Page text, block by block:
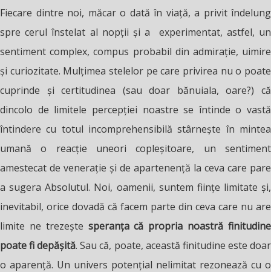
Fiecare dintre noi, măcar o dată în viață, a privit îndelung
spre cerul înstelat al nopții și a experimentat, astfel, un
sentiment complex, compus probabil din admirație, uimire
și curiozitate. Mulțimea stelelor pe care privirea nu o poate
cuprinde și certitudinea (sau doar bănuiala, oare?) că
dincolo de limitele percepției noastre se întinde o vastă
întindere cu totul incomprehensibilă stârnește în mintea
umană o reacție uneori copleșitoare, un sentiment
amestecat de venerație și de apartenență la ceva care pare
a sugera Absolutul. Noi, oamenii, suntem ființe limitate și,
inevitabil, orice dovadă că facem parte din ceva care nu are
limite ne trezește speranța că propria noastră finitudine
poate fi depășită. Sau că, poate, această finitudine este doar
o aparență. Un univers potențial nelimitat rezonează cu o